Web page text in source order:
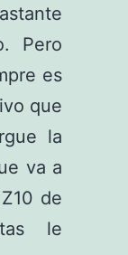
Pero
es
que
la
va a
de
le